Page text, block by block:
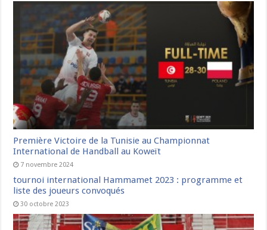
Première Victoire de la Tunisie au Championnat
International de Handball au Koweït
7 novembre 2024
tournoi international Hammamet 2023 : programme et
liste des joueurs convoqués
30 octobre 2023